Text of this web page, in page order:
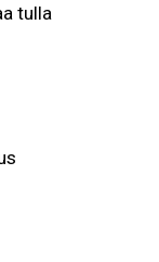
tulla